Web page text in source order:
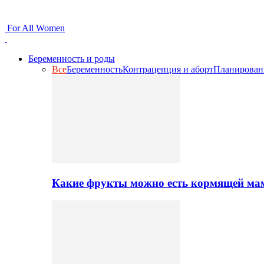
For All Women
Беременность и роды
ВсеБеременностьКонтрацепция и аборт
Какие фрукты можно есть кормящей